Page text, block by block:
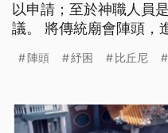
以申請；至於神職人員
議。 將傳統廟會陣頭，
外發揚台灣民俗文化，
長許振榮說：「2月開
定支出大概一個月大概
陣頭 紓困 比丘尼